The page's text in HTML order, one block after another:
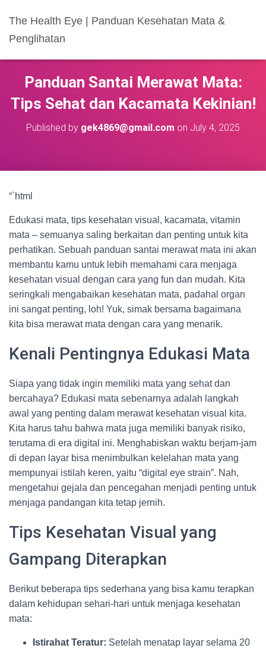
The Health Eye | Panduan Kesehatan Mata &
Penglihatan
Panduan Santai Merawat Mata:
Tips Sehat dan Kacamata Kekinian!
Published by gek4869@gmail.com on July 4, 2025
“`html
Edukasi mata, tips kesehatan visual, kacamata, vitamin
mata – semuanya saling berkaitan dan penting untuk kita
perhatikan. Sebuah panduan santai merawat mata ini akan
membantu kamu untuk lebih memahami cara menjaga
kesehatan visual dengan cara yang fun dan mudah. Kita
seringkali mengabaikan kesehatan mata, padahal organ
ini sangat penting, loh! Yuk, simak bersama bagaimana
kita bisa merawat mata dengan cara yang menarik.
Kenali Pentingnya Edukasi Mata
Siapa yang tidak ingin memiliki mata yang sehat dan
bercahaya? Edukasi mata sebenarnya adalah langkah
awal yang penting dalam merawat kesehatan visual kita.
Kita harus tahu bahwa mata juga memiliki banyak risiko,
terutama di era digital ini. Menghabiskan waktu berjam-jam
di depan layar bisa menimbulkan kelelahan mata yang
mempunyai istilah keren, yaitu “digital eye strain”. Nah,
mengetahui gejala dan pencegahan menjadi penting untuk
menjaga pandangan kita tetap jernih.
Tips Kesehatan Visual yang
Gampang Diterapkan
Berikut beberapa tips sederhana yang bisa kamu terapkan
dalam kehidupan sehari-hari untuk menjaga kesehatan
mata:
Istirahat Teratur: Setelah menatap layar selama 20